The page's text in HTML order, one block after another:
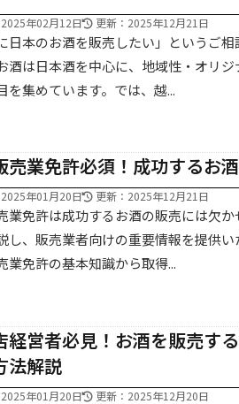
年02月12日 更新：2025年12月21日
日本のお酒を販売したい」というご相
酒は日本酒を中心に、地域性・オリ
を集めています。では、越...
売業免許必須！成功するお
年01月20日 更新：2025年12月21日
業免許は成功するお酒の販売には欠
し、販売業者向けの重要情報を提供い
業免許の基本知識から取得...
経営者必見！お酒を販売す
法解説
年01月20日 更新：2025年12月20日
洋酒を業者に卸したい
日本のお酒を海外に輸出